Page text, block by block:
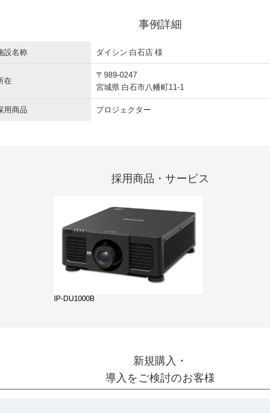
事例詳細
設名称 ダイシン 白石店 様
在
〒989-0247
宮城県 白石市八幡町11-1
用商品 プロジェクター
採用商品・サービス
IP-DU1000B
新規購入・
導入をご検討のお客様